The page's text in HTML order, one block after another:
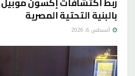
بالبنية التحتية المصرية
أغسطس 6, 2026